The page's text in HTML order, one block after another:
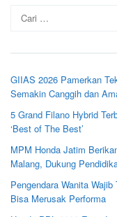
untuk:
GIIAS 2026 Pamerkan
Semakin Canggih dan
5 Grand Filano Hybrid
‘Best of The Best’
MPM Honda Jatim
Malang, Dukung
Pengendara Wanita
Bisa Merusak Performa